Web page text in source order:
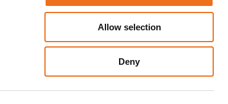
Allow selection
Deny